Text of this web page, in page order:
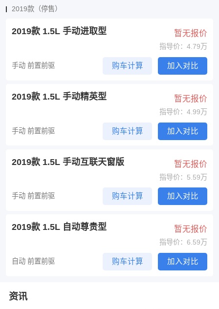
2019款（停售）
2019款 1.5L 手动进取型 暂无报价
指导价：4.79万
手动 前置前驱 购车计算 加入对比
2019款 1.5L 手动精英型 暂无报价
指导价：4.99万
手动 前置前驱 购车计算 加入对比
2019款 1.5L 手动互联天窗版 暂无报价
指导价：5.59万
手动 前置前驱 购车计算 加入对比
2019款 1.5L 自动尊贵型 暂无报价
指导价：6.59万
自动 前置前驱 购车计算 加入对比
资讯